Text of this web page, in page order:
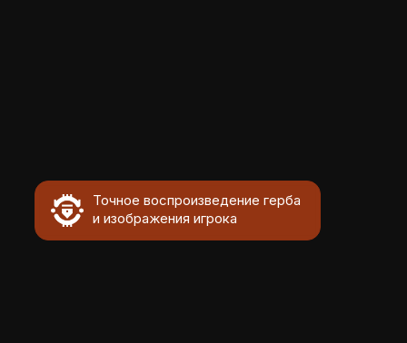
Точное воспроизведение герба
и изображения игрока